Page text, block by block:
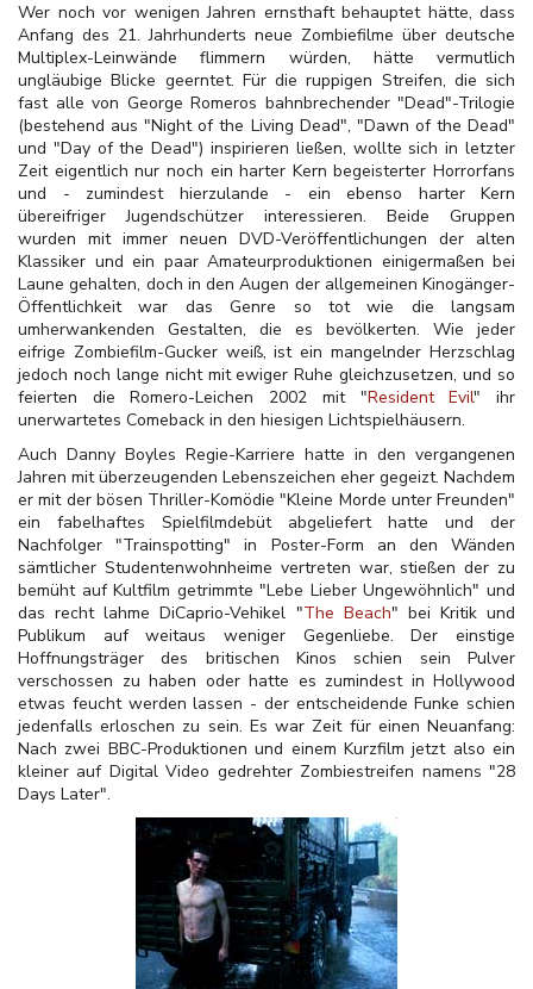
Wer noch vor wenigen Jahren ernsthaft behauptet hätte, dass
Anfang des 21. Jahrhunderts neue Zombiefilme über deutsche
Multiplex-Leinwände flimmern würden, hätte vermutlich
ungläubige Blicke geerntet. Für die ruppigen Streifen, die sich
fast alle von George Romeros bahnbrechender "Dead"-Trilogie
(bestehend aus "Night of the Living Dead", "Dawn of the Dead"
und "Day of the Dead") inspirieren ließen, wollte sich in letzter
Zeit eigentlich nur noch ein harter Kern begeisterter Horrorfans
und - zumindest hierzulande - ein ebenso harter Kern
übereifriger Jugendschützer interessieren. Beide Gruppen
wurden mit immer neuen DVD-Veröffentlichungen der alten
Klassiker und ein paar Amateurproduktionen einigermaßen bei
Laune gehalten, doch in den Augen der allgemeinen Kinogänger-
Öffentlichkeit war das Genre so tot wie die langsam
umherwankenden Gestalten, die es bevölkerten. Wie jeder
eifrige Zombiefilm-Gucker weiß, ist ein mangelnder Herzschlag
jedoch noch lange nicht mit ewiger Ruhe gleichzusetzen, und so
feierten die Romero-Leichen 2002 mit "Resident Evil" ihr
unerwartetes Comeback in den hiesigen Lichtspielhäusern.
Auch Danny Boyles Regie-Karriere hatte in den vergangenen
Jahren mit überzeugenden Lebenszeichen eher gegeizt. Nachdem
er mit der bösen Thriller-Komödie "Kleine Morde unter Freunden"
ein fabelhaftes Spielfilmdebüt abgeliefert hatte und der
Nachfolger "Trainspotting" in Poster-Form an den Wänden
sämtlicher Studentenwohnheime vertreten war, stießen der zu
bemüht auf Kultfilm getrimmte "Lebe Lieber Ungewöhnlich" und
das recht lahme DiCaprio-Vehikel "The Beach" bei Kritik und
Publikum auf weitaus weniger Gegenliebe. Der einstige
Hoffnungsträger des britischen Kinos schien sein Pulver
verschossen zu haben oder hatte es zumindest in Hollywood
etwas feucht werden lassen - der entscheidende Funke schien
jedenfalls erloschen zu sein. Es war Zeit für einen Neuanfang:
Nach zwei BBC-Produktionen und einem Kurzfilm jetzt also ein
kleiner auf Digital Video gedrehter Zombiestreifen namens "28
Days Later".